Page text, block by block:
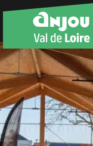
Découvrir
À voir, à faire